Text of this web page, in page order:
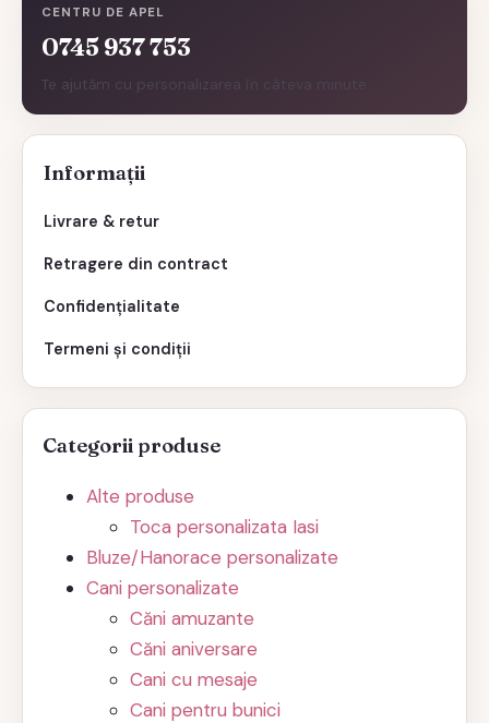
CENTRU DE APEL
0745 937 753
Te ajutăm cu personalizarea în câteva minute.
Informații
Livrare & retur
Retragere din contract
Confidențialitate
Termeni și condiții
Categorii produse
Alte produse
Toca personalizata Iasi
Bluze/Hanorace personalizate
Cani personalizate
Căni amuzante
Căni aniversare
Cani cu mesaje
Cani pentru bunici